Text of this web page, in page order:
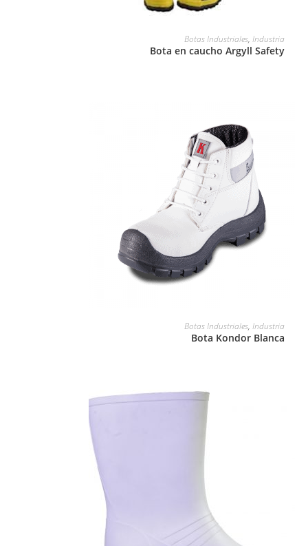
Botas Industriales,Industria
Bota en caucho Argyll Safety
Botas Industriales,Industria
Bota Kondor Blanca